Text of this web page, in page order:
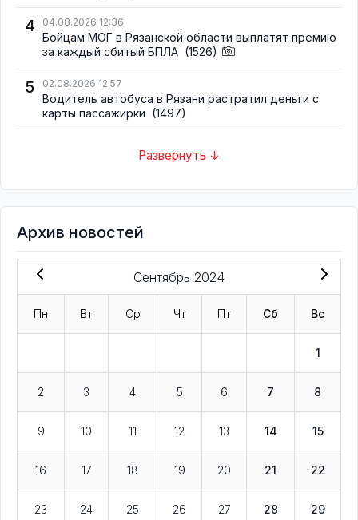
4 04.08.2026 12:36
Бойцам МОГ в Рязанской области выплатят премию
за каждый сбитый БПЛА (1526)
5 02.08.2026 12:57
Водитель автобуса в Рязани растратил деньги с
карты пассажирки (1497)
Развернуть ↓
Архив новостей
Сентябрь 2024
Пн Вт Ср Чт Пт Сб Вс
1
2 3 4 5 6 7 8
9 10 11 12 13 14 15
16 17 18 19 20 21 22
23 24 25 26 27 28 29